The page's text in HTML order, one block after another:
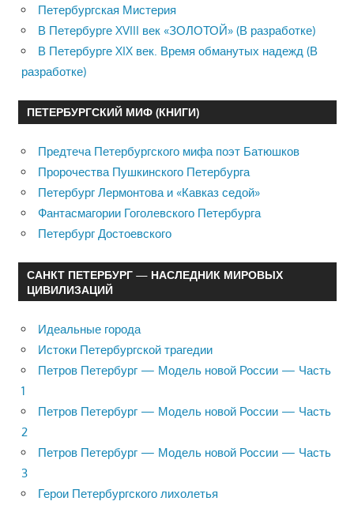
Петербургская Мистерия
В Петербурге XVIII век «ЗОЛОТОЙ» (В разработке)
В Петербурге XIX век. Время обманутых надежд (В
разработке)
ПЕТЕРБУРГСКИЙ МИФ (КНИГИ)
Предтеча Петербургского мифа поэт Батюшков
Пророчества Пушкинского Петербурга
Петербург Лермонтова и «Кавказ седой»
Фантасмагории Гоголевского Петербурга
Петербург Достоевского
САНКТ ПЕТЕРБУРГ — НАСЛЕДНИК МИРОВЫХ
ЦИВИЛИЗАЦИЙ
Идеальные города
Истоки Петербургской трагедии
Петров Петербург — Модель новой России — Часть
1
Петров Петербург — Модель новой России — Часть
2
Петров Петербург — Модель новой России — Часть
3
Герои Петербургского лихолетья